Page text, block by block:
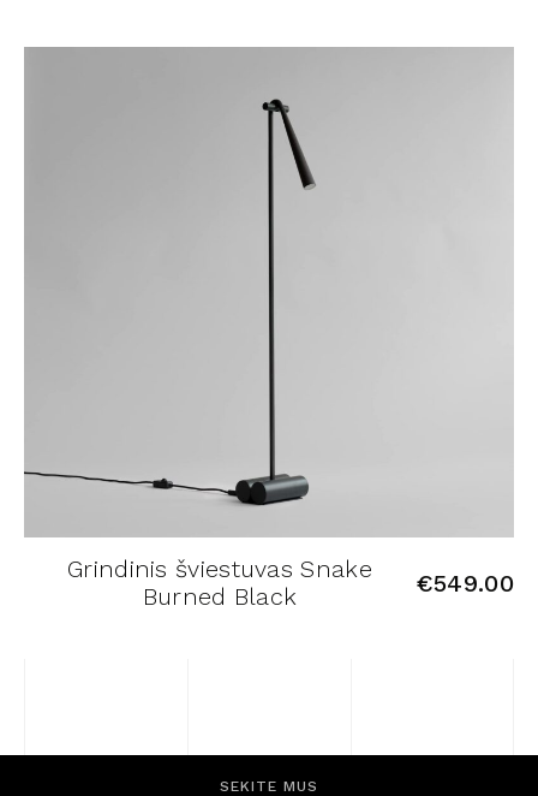
Grindinis šviestuvas Snake
Burned Black
€549.00
SEKITE MUS